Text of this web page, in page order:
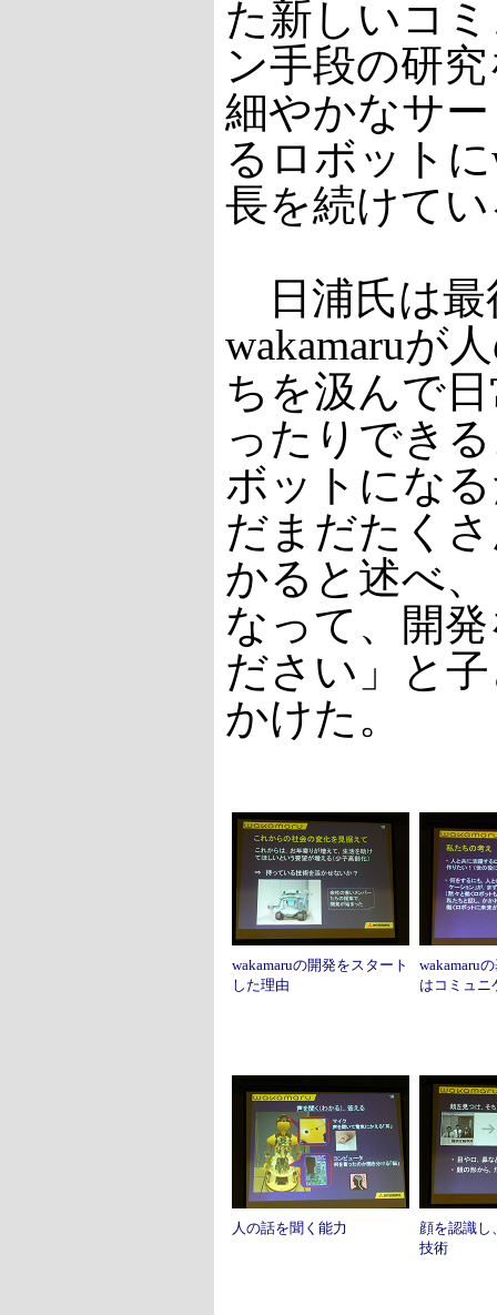
た新しいコ
ン手段の研
細やかなサ
るロボットに
長を続けて
日浦氏は最
wakamaruが
ちを汲んで
ったりでき
ボットにな
だまだたく
かると述べ
なって、開
ださい」と
かけた。
wakamaruの開発をスタート
した理由
wakamaru
はコミュニ
人の話を聞く能力
顔を認識し
技術